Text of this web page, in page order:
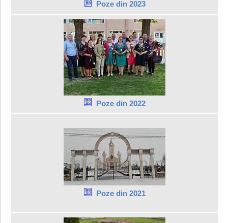
Poze din 2023
Poze din 2022
Poze din 2021